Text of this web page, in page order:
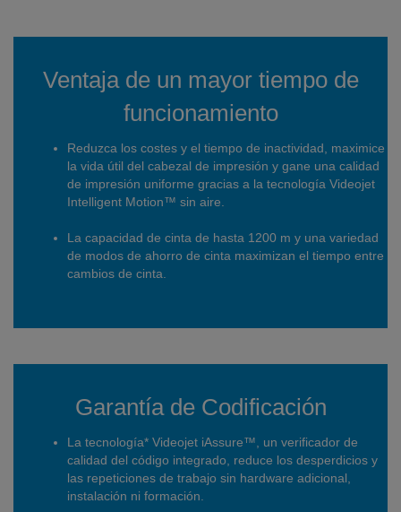
Ventaja de un mayor tiempo de
funcionamiento
Reduzca los costes y el tiempo de inactividad, maximice
la vida útil del cabezal de impresión y gane una calidad
de impresión uniforme gracias a la tecnología Videojet
Intelligent Motion™ sin aire.
La capacidad de cinta de hasta 1200 m y una variedad
de modos de ahorro de cinta maximizan el tiempo entre
cambios de cinta.
Garantía de Codificación
La tecnología* Videojet iAssure™, un verificador de
calidad del código integrado, reduce los desperdicios y
las repeticiones de trabajo sin hardware adicional,
instalación ni formación.